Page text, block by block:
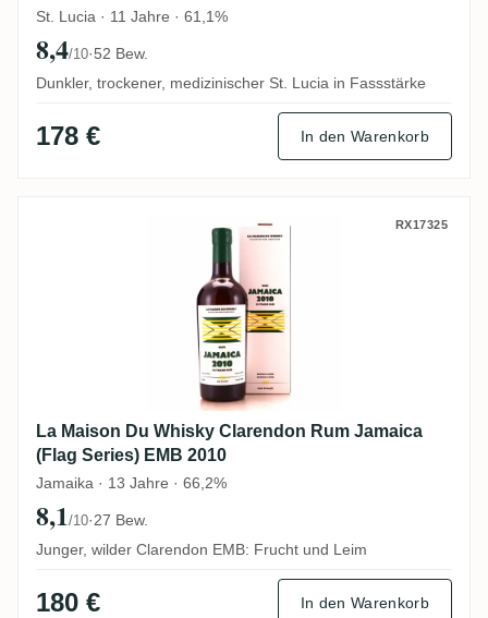
St. Lucia · 11 Jahre · 61,1%
8,4/10·52 Bew.
Dunkler, trockener, medizinischer St. Lucia in Fassstärke
178 € In den Warenkorb
La Maison Du Whisky Clarendon Rum
RX17325
La Maison Du Whisky Clarendon Rum Jamaica
(Flag Series) EMB 2010
Jamaika · 13 Jahre · 66,2%
8,1/10·27 Bew.
Junger, wilder Clarendon EMB: Frucht und Leim
180 € In den Warenkorb